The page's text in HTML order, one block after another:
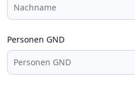
Personen GND